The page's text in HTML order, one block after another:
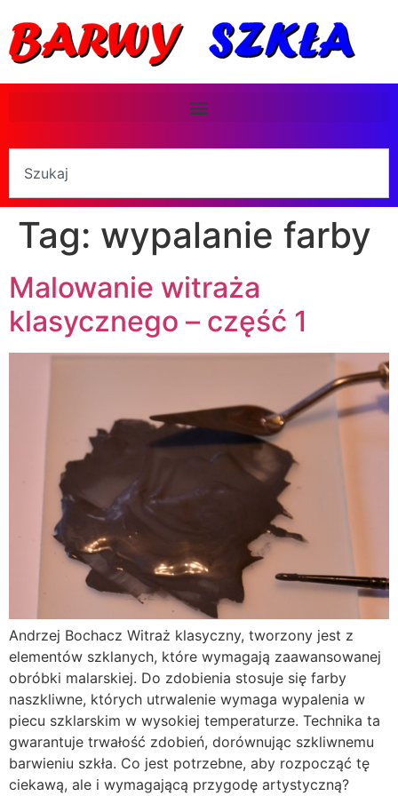
Tag: wypalanie farby
Malowanie witraża
klasycznego – część 1
Andrzej Bochacz Witraż klasyczny, tworzony jest z
elementów szklanych, które wymagają zaawansowanej
obróbki malarskiej. Do zdobienia stosuje się farby
naszkliwne, których utrwalenie wymaga wypalenia w
piecu szklarskim w wysokiej temperaturze. Technika ta
gwarantuje trwałość zdobień, dorównując szkliwnemu
barwieniu szkła. Co jest potrzebne, aby rozpocząć tę
ciekawą, ale i wymagającą przygodę artystyczną?